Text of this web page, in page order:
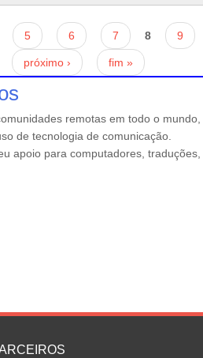
5 6 7 8 9
próximo › fim »
remotas em todo o
de tecnologia de comunicação.
apoio para computadores,